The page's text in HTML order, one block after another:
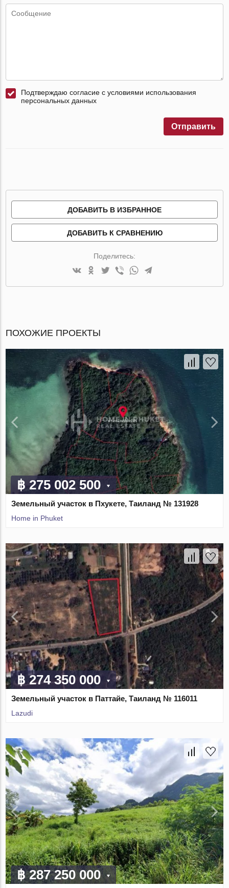
Подтверждаю согласие с условиями использования
персональных данных
Отправить
ДОБАВИТЬ В ИЗБРАННОЕ
ДОБАВИТЬ К СРАВНЕНИЮ
Поделитесь:
ПОХОЖИЕ ПРОЕКТЫ
฿ 275 002 500
Земельный участок в Пхукете, Таиланд № 131928
Home in Phuket
฿ 274 350 000
Земельный участок в Паттайе, Таиланд № 116011
Lazudi
฿ 287 250 000